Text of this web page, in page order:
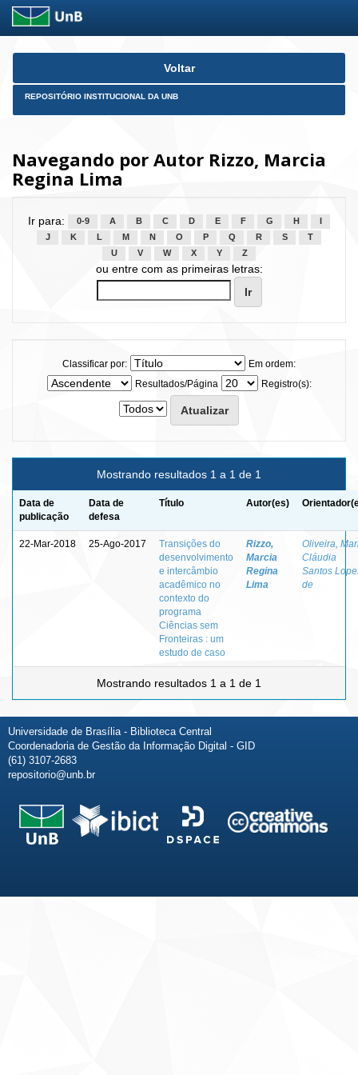
Skip
Voltar
REPOSITÓRIO INSTITUCIONAL DA UNB
Navegando por Autor Rizzo, Marcia
Regina Lima
Ir para: 0-9 A B C D E F G H
J
K L M N O P Q R S
T
U
V W X Y Z
ou entre com as primeiras letras:
Classificar por:
Em ordem:
Resultados/Página
Registro(s):
Mostrando resultados 1 a 1 de 1
Data de
publicação
Data de
defesa
Título Autor(es)
22-Mar-2018 25-Ago-2017
Transições do
desenvolvimento
e intercâmbio
acadêmico no
contexto do
programa
Ciências sem
Fronteiras : um
estudo de caso
Rizzo,
Marcia
Regina
Lima
Oliveira,
Cláudia
Santos
de
Mostrando resultados 1 a 1 de 1
Universidade de Brasília - Biblioteca Central
Coordenadoria de Gestão da Informação Digital - GID
(61) 3107-2683
repositorio@unb.br